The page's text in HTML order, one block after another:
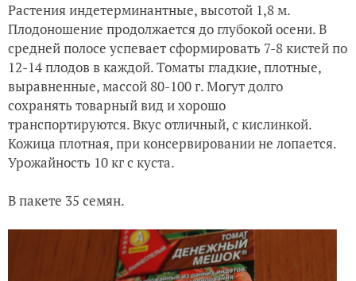
Растения индетерминантные, высотой 1,8 м.
Плодоношение продолжается до глубокой осени. В
средней полосе успевает сформировать 7-8 кистей по
12-14 плодов в каждой. Томаты гладкие, плотные,
выравненные, массой 80-100 г. Могут долго
сохранять товарный вид и хорошо
транспортируются. Вкус отличный, с кислинкой.
Кожица плотная, при консервировании не лопается.
Урожайность 10 кг с куста.
В пакете 35 семян.